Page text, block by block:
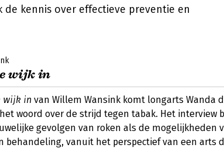
kennis over effectieve preventie en
wijk in
wijk in van Willem Wansink komt longarts Wanda
woord over de strijd tegen tabak. Het interview
gevolgen van roken als de mogelijkheden
behandeling, vanuit het perspectief van een arts